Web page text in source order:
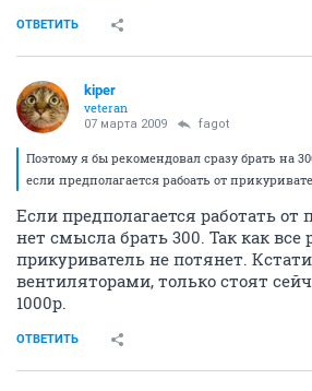
ОТВЕТИТЬ
kiper
veteran
07 марта 2009 fagot
Поэтому я бы рекомендовал сразу брать на
если предполагается рабоать от
Если предполагается работать от
нет смысла брать 300. Так как все
прикуриватель не потянет.
вентиляторами, только стоят
1000р.
ОТВЕТИТЬ